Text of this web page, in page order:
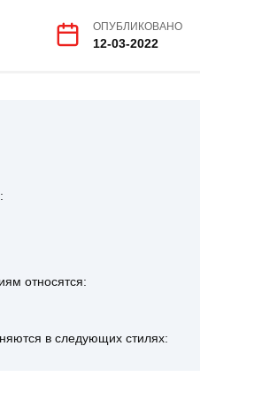
ОПУБЛИКОВАНО
12-03-2022
относятся:
в следующих стилях: